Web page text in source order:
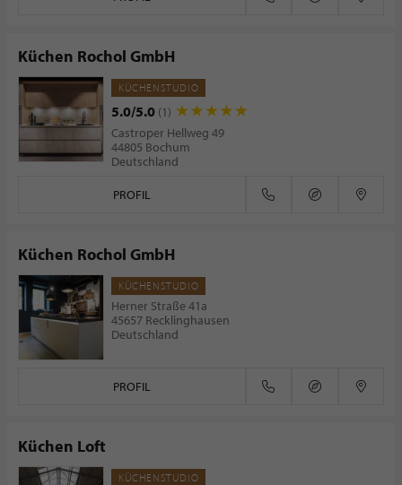
Küchen Rochol GmbH
KÜCHENSTUDIO
5.0/5.0 (1)
Castroper Hellweg 49
44805 Bochum
Deutschland
PROFIL
Küchen Rochol GmbH
KÜCHENSTUDIO
Herner Straße 41a
45657 Recklinghausen
Deutschland
PROFIL
Küchen Loft
KÜCHENSTUDIO